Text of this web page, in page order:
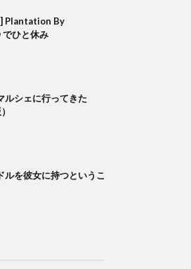
] Plantation By
ひと休み
ルシェに行ってきた
ルを彼女に持つというこ